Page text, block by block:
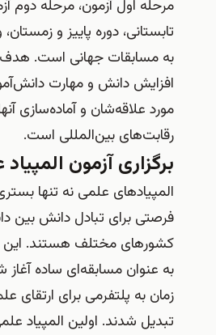
مرحله اول آزمون، مرحله دوم
تابستانی، دوره پاییز و
به مسابقات جهانی است. هدف
افزایش دانش و مهارت
مورد علاقه‌شان و آماده‌سازی
رقابت‌های بین‌المللی است.
برگزاری آزمون
المپیادهای علمی نه تنها
فرصتی برای تبادل دانش بین
کشورهای مختلف هستند. این
به عنوان مسابقه‌ای ساده آغاز
زمان به پلتفرمی برای ارتقای
تبدیل شدند. اولین المپیاد